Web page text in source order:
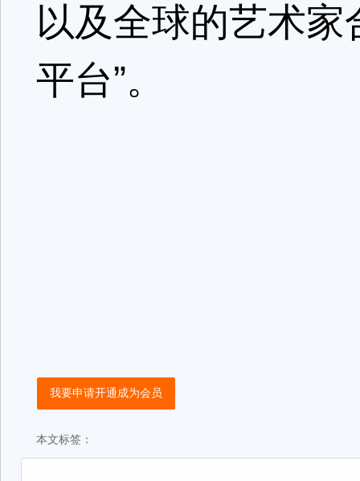
以及全球的艺术家
平台”。
我要申请开通成为会员
本文标签：